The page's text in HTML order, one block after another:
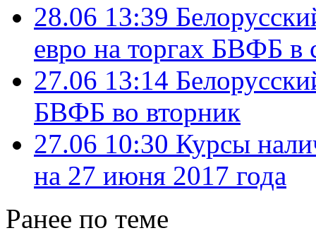
28.06 13:39
евро на торгах БВФБ в
27.06 13:14
БВФБ во вторник
27.06 10:30 Курсы
на 27 июня 2017 года
Ранее по теме